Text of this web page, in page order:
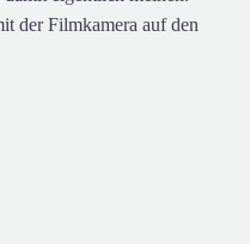
der Filmkamera auf den